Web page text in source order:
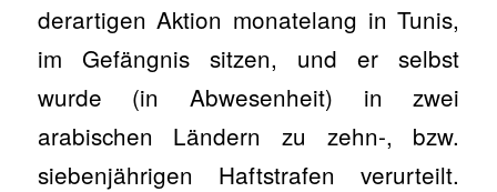
derartigen Aktion monatelang in Tunis,
im Gefängnis sitzen, und er selbst
wurde (in Abwesenheit) in zwei
arabischen Ländern zu zehn-, bzw.
siebenjährigen Haftstrafen verurteilt.